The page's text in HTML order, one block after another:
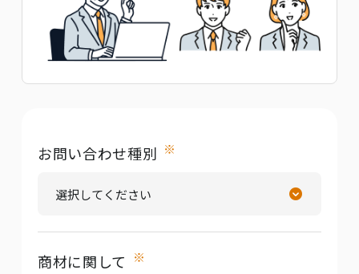
お問い合わせ種別 ※
商材に関して ※